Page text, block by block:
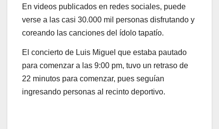
En videos publicados en redes sociales, puede
verse a las casi 30.000 mil personas disfrutando y
coreando las canciones del ídolo tapatío.
El concierto de Luis Miguel que estaba pautado
para comenzar a las 9:00 pm, tuvo un retraso de
22 minutos para comenzar, pues seguían
ingresando personas al recinto deportivo.